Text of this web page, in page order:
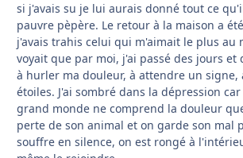
si j'avais su je lui aurais donné tout ce
pauvre pèpère. Le retour à la maison a
j'avais trahis celui qui m'aimait le plus au
voyait que par moi, j'ai passé des jours et
à hurler ma douleur, à attendre un signe,
étoiles. J'ai sombré dans la dépression
grand monde ne comprend la douleur
perte de son animal et on garde son mal
souffre en silence, on est rongé à